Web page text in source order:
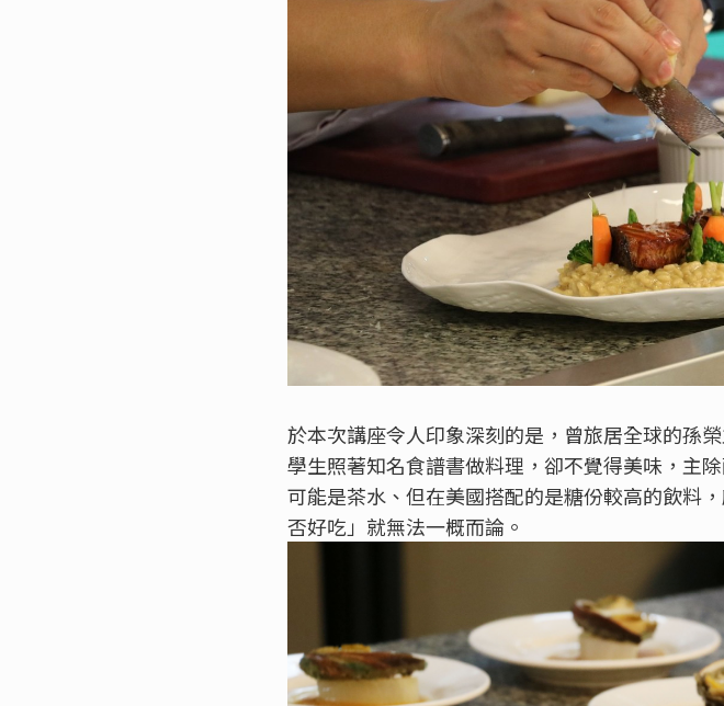
於本次講座令人印象深刻的是，曾旅居全球的孫
學生照著知名食譜書做料理，卻不覺得美味，主
可能是茶水、但在美國搭配的是糖份較高的飲料
否好吃」就無法一概而論。